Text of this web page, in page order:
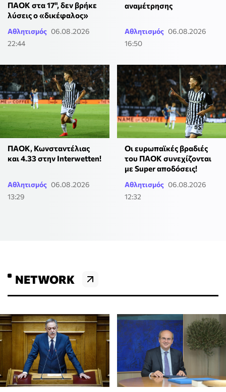
ΠΑΟΚ στα 17", δεν βρήκε
λύσεις ο «δικέφαλος»
Αθλητισμός 06.08.2026
22:44
αναμέτρησης
Αθλητισμός 06.08.2026
16:50
ΠΑΟΚ, Κωνσταντέλιας
και 4.33 στην Interwetten!
Αθλητισμός 06.08.2026
13:29
Οι ευρωπαϊκές βραδιές
του ΠΑΟΚ συνεχίζονται
με Super αποδόσεις!
Αθλητισμός 06.08.2026
12:32
NETWORK